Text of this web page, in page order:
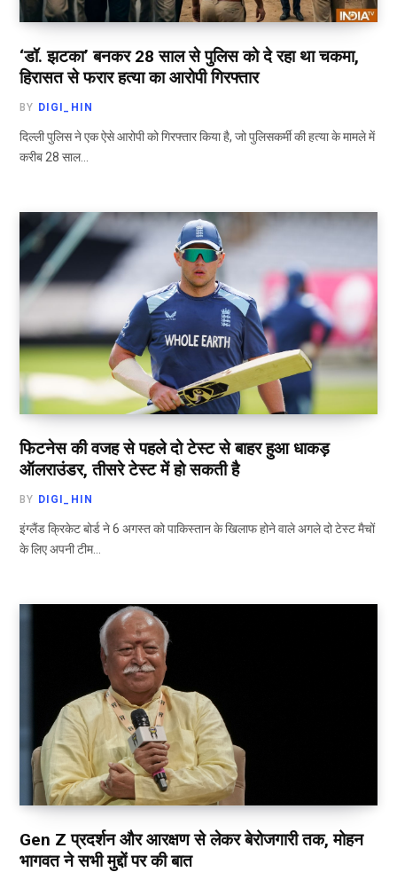
‘डॉ. झटका’ बनकर 28 साल से पुलिस को दे रहा था चकमा,
हिरासत से फरार हत्या का आरोपी गिरफ्तार
BY DIGI_HIN
दिल्ली पुलिस ने एक ऐसे आरोपी को गिरफ्तार किया है, जो पुलिसकर्मी की हत्या के मामले में
करीब 28 साल…
फिटनेस की वजह से पहले दो टेस्ट से बाहर हुआ धाकड़
ऑलराउंडर, तीसरे टेस्ट में हो सकती है
BY DIGI_HIN
इंग्लैंड क्रिकेट बोर्ड ने 6 अगस्त को पाकिस्तान के खिलाफ होने वाले अगले दो टेस्ट मैचों
के लिए अपनी टीम…
Gen Z प्रदर्शन और आरक्षण से लेकर बेरोजगारी तक, मोहन
भागवत ने सभी मुद्दों पर की बात